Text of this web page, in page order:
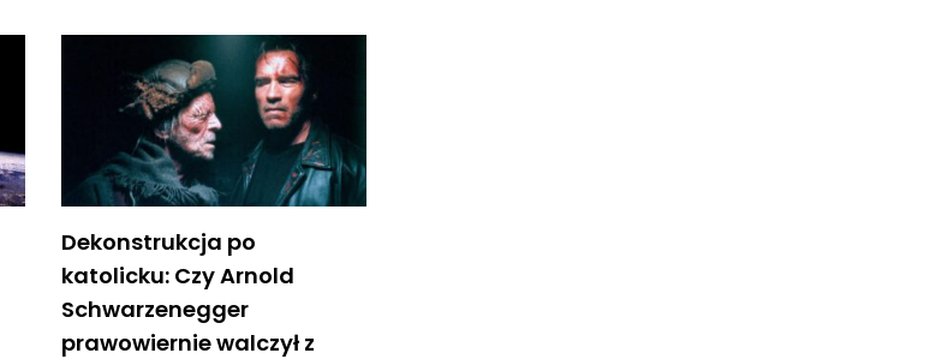
Dekonstrukcja po
katolicku: Czy Arnold
Schwarzenegger
prawowiernie walczył z